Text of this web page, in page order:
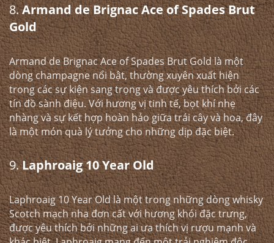
8.Armand de Brignac Ace of Spades Brut
Gold
Armand de Brignac Ace of Spades Brut Gold là một
dòng champagne nổi bật, thường xuyên xuất hiện
trong các sự kiện sang trọng và được yêu thích bởi các
tín đồ sành điệu. Với hương vị tinh tế, bọt khí nhẹ
nhàng và sự kết hợp hoàn hảo giữa trái cây và hoa, đây
là một món quà lý tưởng cho những dịp đặc biệt.
9.Laphroaig 10 Year Old
Laphroaig 10 Year Old là một trong những dòng whisky
Scotch mạch nha đơn cất với hương khói đặc trưng,
được yêu thích bởi những ai ưa thích vị rượu mạnh và